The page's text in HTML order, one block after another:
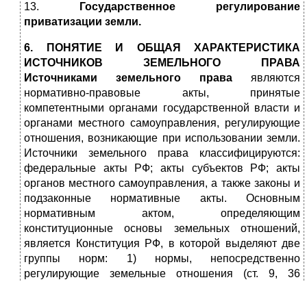
13.
Государственное регулирование
приватизации земли.
6. ПОНЯТИЕ И ОБЩАЯ ХАРАКТЕРИСТИКА
ИСТОЧНИКОВ ЗЕМЕЛЬНОГО ПРАВА
Источниками земельного права являются
нормативно-правовые акты, принятые
компетентными органами государственной власти и
органами местного самоуправления, регулирующие
отношения, возникающие при использовании земли.
Источники земельного права классифицируются:
федеральные акты РФ; акты субъектов РФ; акты
органов местного самоуправления, а также законы и
подзаконные нормативные акты. Основным
нормативным актом, определяющим
конституционные основы земельных отношений,
является Конституция РФ, в которой выделяют две
группы норм: 1) нормы, непосредственно
регулирующие земельные отношения (ст. 9, 36